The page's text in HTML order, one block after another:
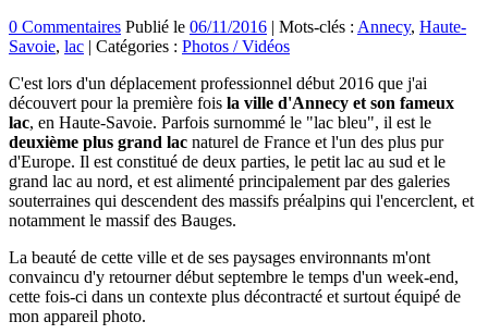
0 Commentaires Publié le 06/11/2016 | Mots-clés : Annecy, Haute-
Savoie, lac | Catégories : Photos / Vidéos
C'est lors d'un déplacement professionnel début 2016 que j'ai
découvert pour la première fois la ville d'Annecy et son fameux
lac, en Haute-Savoie. Parfois surnommé le "lac bleu", il est le
deuxième plus grand lac naturel de France et l'un des plus pur
d'Europe. Il est constitué de deux parties, le petit lac au sud et le
grand lac au nord, et est alimenté principalement par des galeries
souterraines qui descendent des massifs préalpins qui l'encerclent, et
notamment le massif des Bauges.
La beauté de cette ville et de ses paysages environnants m'ont
convaincu d'y retourner début septembre le temps d'un week-end,
cette fois-ci dans un contexte plus décontracté et surtout équipé de
mon appareil photo.